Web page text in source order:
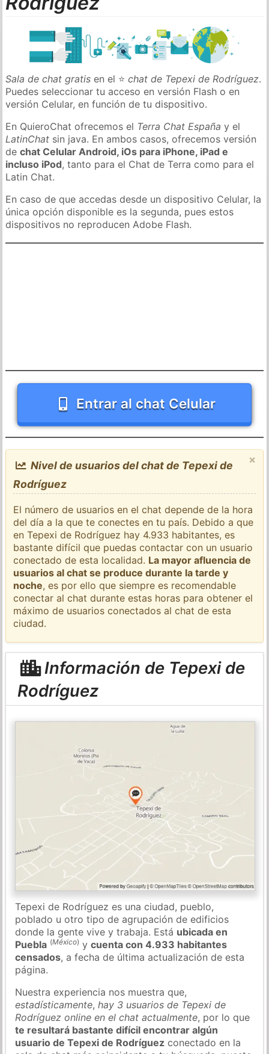
Sala de chat gratis en el ⭐chat de Tepexi de Rodríguez.
Puedes seleccionar tu acceso en versión Flash o en
versión Celular, en función de tu dispositivo.
En QuieroChat ofrecemos el Terra Chat España y el
LatinChat sin java. En ambos casos, ofrecemos versión
dechat Celular Android, iOs para iPhone, iPad e
incluso iPod, tanto para el Chat de Terra como para el
Latin Chat.
En caso de que accedas desde un dispositivo Celular, la
única opción disponible es la segunda, pues estos
dispositivos no reproducen Adobe Flash.
Entrar al chat Celular
×
Nivel de usuarios del chat de Tepexi de
Rodríguez
El número de usuarios en el chat depende de la hora
del día a la que te conectes en tu país. Debido a que
en Tepexi de Rodríguez hay 4.933 habitantes, es
bastante difícil que puedas contactar con un usuario
conectado de esta localidad. La mayor afluencia de
usuarios al chat se produce durante la tarde y
noche, es por ello que siempre es recomendable
conectar al chat durante estas horas para obtener el
máximo de usuarios conectados al chat de esta
ciudad.
Información de Tepexi de
Rodríguez
Tepexi de Rodríguez es una ciudad, pueblo,
poblado u otro tipo de agrupación de edificios
donde la gente vive y trabaja. Está ubicada en
Puebla (México) ycuenta con 4.933 habitantes
censados, a fecha de última actualización de esta
página.
Nuestra experiencia nos muestra que,
estadísticamente,hay 3 usuarios de Tepexi de
Rodríguez online en el chat actualmente, por lo que
te resultará bastante difícil encontrar algún
usuario de Tepexi de Rodríguez conectado en la